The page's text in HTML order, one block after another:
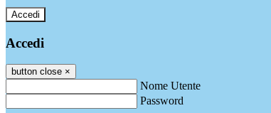
Accedi
Accedi
button close ×
Nome Utente
Password